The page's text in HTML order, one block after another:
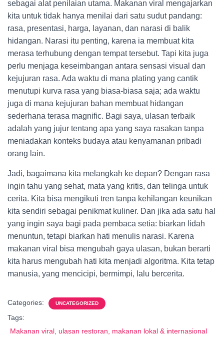
sebagai alat penilaian utama. Makanan viral mengajarkan
kita untuk tidak hanya menilai dari satu sudut pandang:
rasa, presentasi, harga, layanan, dan narasi di balik
hidangan. Narasi itu penting, karena ia membuat kita
merasa terhubung dengan tempat tersebut. Tapi kita juga
perlu menjaga keseimbangan antara sensasi visual dan
kejujuran rasa. Ada waktu di mana plating yang cantik
menutupi kurva rasa yang biasa-biasa saja; ada waktu
juga di mana kejujuran bahan membuat hidangan
sederhana terasa magnific. Bagi saya, ulasan terbaik
adalah yang jujur tentang apa yang saya rasakan tanpa
meniadakan konteks budaya atau kenyamanan pribadi
orang lain.
Jadi, bagaimana kita melangkah ke depan? Dengan rasa
ingin tahu yang sehat, mata yang kritis, dan telinga untuk
cerita. Kita bisa mengikuti tren tanpa kehilangan keunikan
kita sendiri sebagai penikmat kuliner. Dan jika ada satu hal
yang ingin saya bagi pada pembaca setia: biarkan lidah
menuntun, tetapi biarkan hati menulis narasi. Karena
makanan viral bisa mengubah gaya ulasan, bukan berarti
kita harus mengubah hati kita menjadi algoritma. Kita tetap
manusia, yang mencicipi, bermimpi, lalu bercerita.
Categories: UNCATEGORIZED
Tags:
Makanan viral, ulasan restoran, makanan lokal & internasional